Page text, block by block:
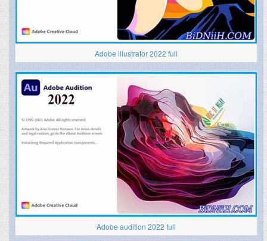
Adobe illustrator 2022 full
Adobe audition 2022 full